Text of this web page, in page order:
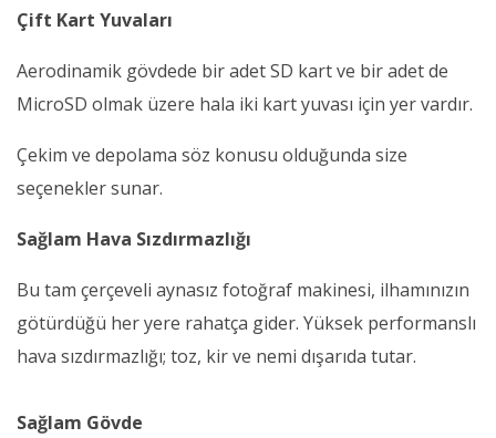
Çift Kart Yuvaları
Aerodinamik gövdede bir adet SD kart ve bir adet de
MicroSD olmak üzere hala iki kart yuvası için yer vardır.
Çekim ve depolama söz konusu olduğunda size
seçenekler sunar.
Sağlam Hava Sızdırmazlığı
Bu tam çerçeveli aynasız fotoğraf makinesi, ilhamınızın
götürdüğü her yere rahatça gider. Yüksek performanslı
hava sızdırmazlığı; toz, kir ve nemi dışarıda tutar.
Sağlam Gövde